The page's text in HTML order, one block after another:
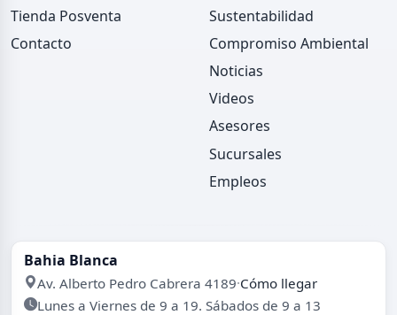
Tienda Posventa
Contacto
Sustentabilidad
Compromiso Ambiental
Noticias
Videos
Asesores
Sucursales
Empleos
Bahia Blanca
Av. Alberto Pedro Cabrera 4189·Cómo llegar
Lunes a Viernes de 9 a 19. Sábados de 9 a 13